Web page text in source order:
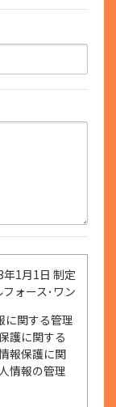
年1月1日 制定
ォース･ワン
に関する管理
護に関する
報保護に関
情報の管理